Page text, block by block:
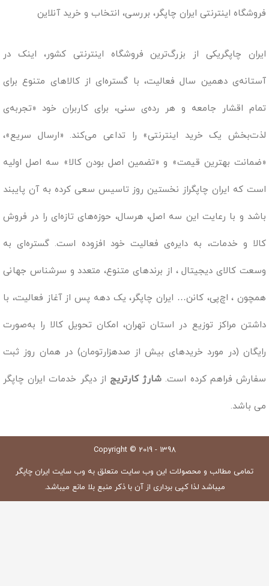
فروشگاه اینترنتی ایران چاپگر، بررسی، انتخاب و خرید آنلاین
ایران چاپگریکی از بزرگ‌ترین فروشگاه اینترنتی کشور، اینک در
آستانه‌ی دهمین سال فعالیت، با گستره‌ای از کالاهای متنوع برای
تمام اقشار جامعه و هر رده‌ی سنی، برای کاربران خود «تجربه‌ی
لذت‌بخش یک خرید اینترنتی» را تداعی می‌کند. «ارسال سریع»،
«ضمانت بهترین قیمت» و «تضمین اصل بودن کالا» سه اصل اولیه
است که ایران چاپگراز نخستین روز تاسیس سعی کرده به آن پایبند
باشد و با رعایت این سه اصل، هرسال، حوزه‌های تازه‌ای را در فروش
کالا و خدمات، به دایره‌ی فعالیت خود افزوده است. گستره‌ای به
وسعت کالای دیجیتال ، از برندهای متنوع، متعدد و سرشناس جهانی
همچون ، اچ‌پی، کانن… ایران چاپگر، یک دهه پس از آغاز فعالیت، با
داشتن مراکز توزیع در استان تهران، امکان تحویل کالا را به‌صورت
رایگان (در مورد خریدهای بیش از صدهزارتومان) در همان روز ثبت
سفارش فراهم کرده است. شارژ کارتریج از دیگر خدمات ایران چاپگر
می باشد.
Copyright © 2019 - 1398
تمامی مطالب و محصولات این وب سایت متعلق به وب سایت ایران چاپگر
میباشد لذا کپی برداری از آن با ذکر منبع بلا مانع میباشد.